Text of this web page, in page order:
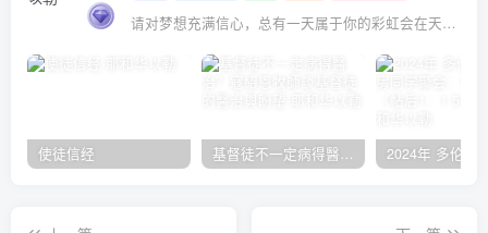
请对梦想充满信心，总有一天属于你的彩虹会在天空微笑
使徒信经 基督徒不一定病得醫治？寇紹恩牧師談基督徒的醫治與盼望